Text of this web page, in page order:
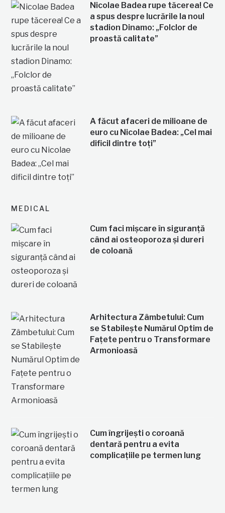
Nicolae Badea rupe tăcerea! Ce
a spus despre lucrările la noul
stadion Dinamo: „Folclor de
proastă calitate”
A făcut afaceri de milioane de
euro cu Nicolae Badea: „Cel mai
dificil dintre toți”
MEDICAL
Cum faci mișcare în siguranță
când ai osteoporoza și dureri
de coloană
Arhitectura Zâmbetului: Cum
se Stabilește Numărul Optim de
Fațete pentru o Transformare
Armonioasă
Cum îngrijești o coroană
dentară pentru a evita
complicațiile pe termen lung